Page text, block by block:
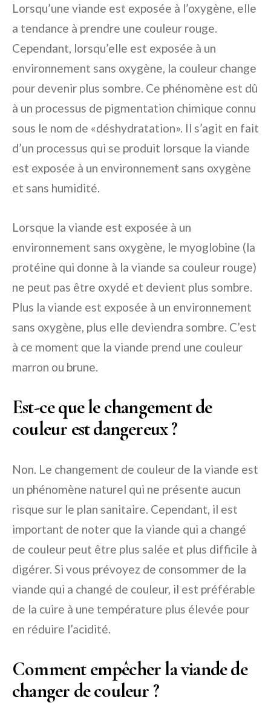
Lorsqu’une viande est exposée à l’oxygène, elle
a tendance à prendre une couleur rouge.
Cependant, lorsqu’elle est exposée à un
environnement sans oxygène, la couleur change
pour devenir plus sombre. Ce phénomène est dû
à un processus de pigmentation chimique connu
sous le nom de «déshydratation». Il s’agit en fait
d’un processus qui se produit lorsque la viande
est exposée à un environnement sans oxygène
et sans humidité.
Lorsque la viande est exposée à un
environnement sans oxygène, le myoglobine (la
protéine qui donne à la viande sa couleur rouge)
ne peut pas être oxydé et devient plus sombre.
Plus la viande est exposée à un environnement
sans oxygène, plus elle deviendra sombre. C’est
à ce moment que la viande prend une couleur
marron ou brune.
Est-ce que le changement de
couleur est dangereux ?
Non. Le changement de couleur de la viande est
un phénomène naturel qui ne présente aucun
risque sur le plan sanitaire. Cependant, il est
important de noter que la viande qui a changé
de couleur peut être plus salée et plus difficile à
digérer. Si vous prévoyez de consommer de la
viande qui a changé de couleur, il est préférable
de la cuire à une température plus élevée pour
en réduire l’acidité.
Comment empêcher la viande de
changer de couleur ?